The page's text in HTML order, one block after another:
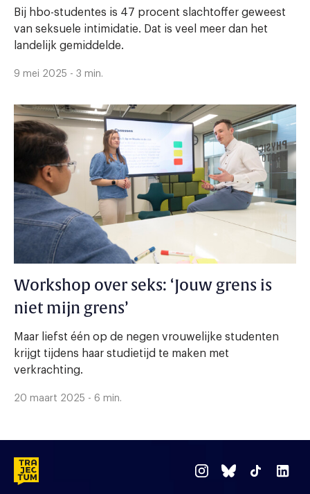
Bij hbo-studentes is 47 procent slachtoffer geweest
van seksuele intimidatie. Dat is veel meer dan het
landelijk gemiddelde.
9 mei 2025 - 3 min.
Workshop over seks: ‘Jouw grens is
niet mijn grens’
Maar liefst één op de negen vrouwelijke studenten
krijgt tijdens haar studietijd te maken met
verkrachting.
20 maart 2025 - 6 min.